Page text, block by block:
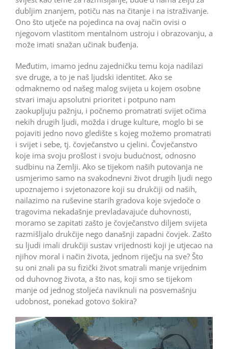
dubljim znanjem, potiču nas na čitanje i na istraživanje.
Ono što utječe na pojedinca na ovaj način ovisi o
njegovom vlastitom mentalnom ustroju i obrazovanju, a
može imati snažan učinak buđenja.
Međutim, imamo jednu zajedničku temu koja nadilazi
sve druge, a to je naš ljudski identitet. Ako se
odmaknemo od našeg malog svijeta u kojem osobne
stvari imaju apsolutni prioritet i potpuno nam
zaokupljuju pažnju, i počnemo promatrati svijet očima
nekih drugih ljudi, možda i druge kulture, moglo bi se
pojaviti jedno novo gledište s kojeg možemo promatrati
i svijet i sebe, tj. čovječanstvo u cjelini. Čovječanstvo
koje ima svoju prošlost i svoju budućnost, odnosno
sudbinu na Zemlji. Ako se tijekom naših putovanja ne
usmjerimo samo na svakodnevni život drugih ljudi nego
upoznajemo i svjetonazore koji su drukčiji od naših,
nailazimo na ruševine starih gradova koje svjedoče o
tragovima nekadašnje prevladavajuće duhovnosti,
moramo se zapitati zašto je čovječanstvo diljem svijeta
razmišljalo drukčije nego današnji zapadni čovjek. Zašto
su ljudi imali drukčiji sustav vrijednosti koji je utjecao na
njihov moral i način života, jednom riječju na sve? Što
su oni znali pa su fizički život smatrali manje vrijednim
od duhovnog života, a što nas, koji smo se tijekom
manje od jednog stoljeća naviknuli na posvemašnju
udobnost, ponekad gotovo šokira?